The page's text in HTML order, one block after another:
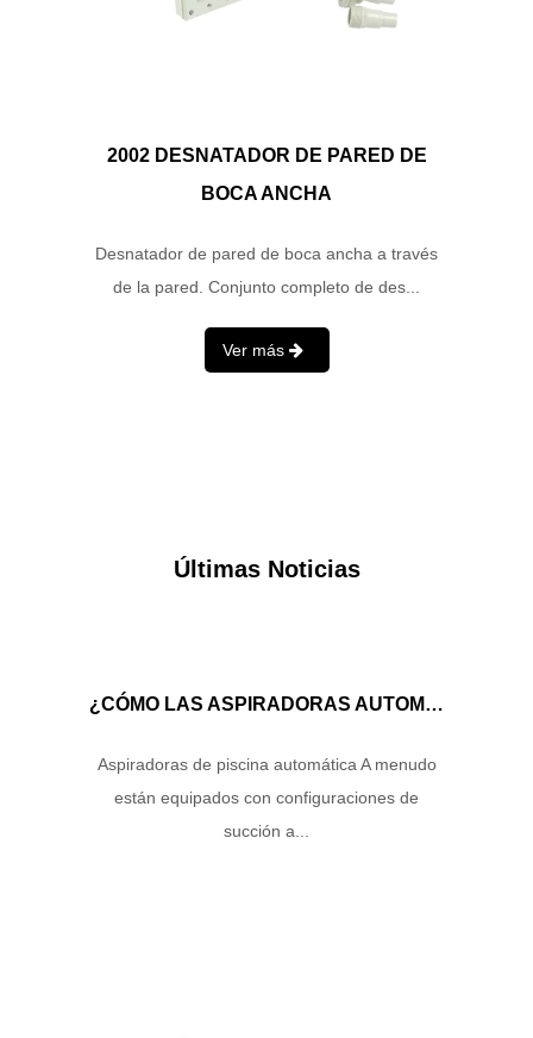
2002 DESNATADOR DE PARED DE
BOCA ANCHA
Desnatador de pared de boca ancha a través
de la pared. Conjunto completo de des...
Ver más
Últimas Noticias
¿CÓMO LAS ASPIRADORAS AUTOMÁTICAS DE LA PISCINA MANEJAN EL FLUJO DE AGUA Y LA ENERGÍA DE SUCCIÓN PARA GARANTIZAR UN RENDIMIENTO DE LIMPIEZA ÓPTIMO?
Aspiradoras de piscina automática A menudo
están equipados con configuraciones de
succión a...